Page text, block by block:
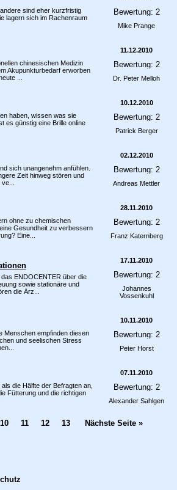
sind eher kurzfristig
lagern sich im Rachenraum
Mike Prange
chinesischen Medizin
Akupunkturbedarf erworben
...
11.12.2010
Dr. Peter Melloh
haben, wissen was sie
es günstig eine Brille online
10.12.2010
Patrick Berger
sich unangenehm anfühlen.
Zeit hinweg stören und
02.12.2010
Andreas Mettler
ohne zu chemischen
Gesundheit zu verbessern
Eine...
28.11.2010
Franz Katernberg
ENDOCENTER über die
sowie stationäre und
die Ärz...
17.11.2010
Johannes
Vossenkuhl
Menschen empfinden diesen
und seelischen Stress
10.11.2010
Peter Horst
die Hälfte der Befragten an,
Fütterung und die richtigen
07.11.2010
Alexander Sahlgen
10 11 12 13 Nächste Seite »